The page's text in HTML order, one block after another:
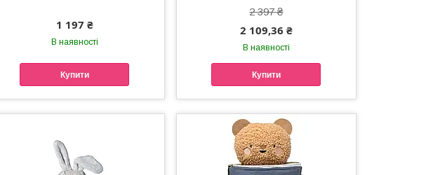
1 197 ₴
В наявності
Купити
2 397 ₴
2 109,36 ₴
В наявності
Купити